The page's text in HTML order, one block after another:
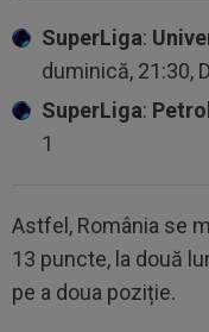
SuperLiga:
duminică, 21:30,
SuperLiga:
1
Astfel, România se
13 puncte, la două
pe a doua poziție.